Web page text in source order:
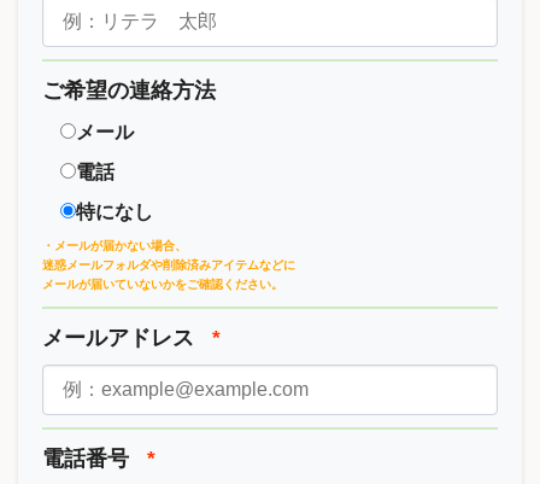
ご希望の連絡方法
メール
電話
特になし
・メールが届かない場合、
迷惑メールフォルダや削除済みアイテムなどに
メールが届いていないかをご確認ください。
メールアドレス *
電話番号 *